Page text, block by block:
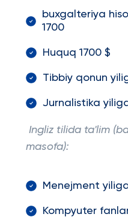
buxgalteriya
1700
Huquq 1700 $
Tibbiy qonun
Jurnalistika
Ingliz tilida ta'lim
masofa):
Menejment
Kompyuter